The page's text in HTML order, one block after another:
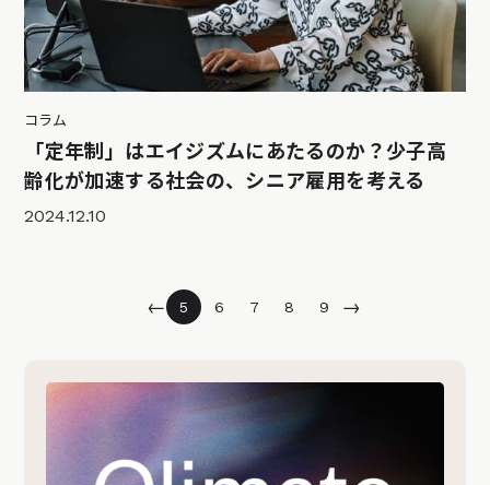
コラム
「定年制」はエイジズムにあたるのか？少子高
齢化が加速する社会の、シニア雇用を考える
2024.12.10
← 5 6 7 8 9 →